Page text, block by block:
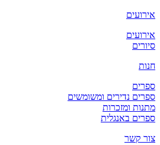
אירועים
אירועים
סיורים
חנות
ספרים
ספרים נדירים ומשומשים
מתנות ומזכרות
ספרים באנגלית
צור קשר